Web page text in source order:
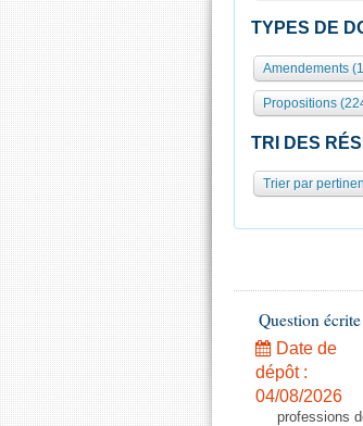
TYPES DE
Amendements
Propositions
TRI DES
Trier par
Question
Date de
dépôt :
04/08/2026
professions